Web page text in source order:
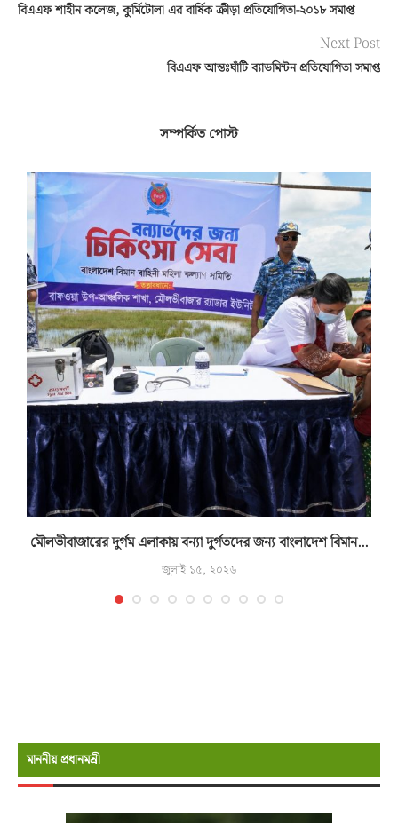
বিএএফ শাহীন কলেজ, কুর্মিটোলা এর বার্ষিক ক্রীড়া প্রতিযোগিতা-২০১৮ সমাপ্ত
Next Post
বিএএফ আন্তঃঘাঁটি ব্যাডমিন্টন প্রতিযোগিতা সমাপ্ত
সম্পর্কিত পোস্ট
মৌলভীবাজারের দুর্গম এলাকায় বন্যা দুর্গতদের জন্য বাংলাদেশ বিমান...
জুলাই ১৫, ২০২৬
মাননীয় প্রধানমন্রী